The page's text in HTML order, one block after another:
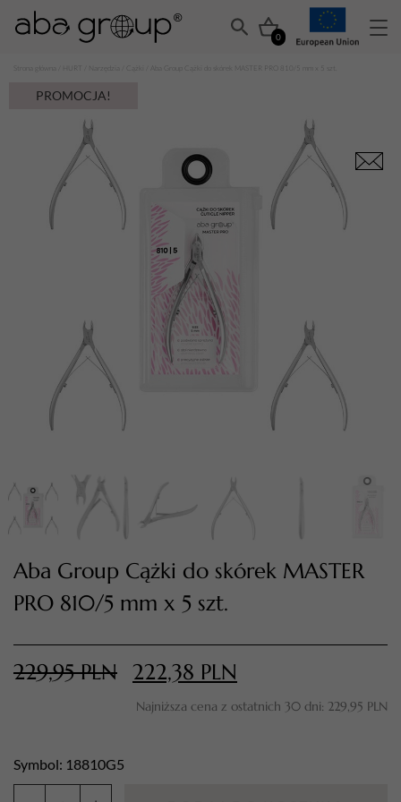
0
TWÓJ KOSZYK (0)
Suma koszyka (
PRZEJDŹ DO KOSZYKA
Narzędzia / Aba Group Cążki do skórek MASTER PRO 810/5 mm x 5 szt.
PROMOCJA!
Aba Group Cążki do skórek MASTER
PRO 810/5 mm x 5 szt.
229,95PLN 222,38 PLN
Najniższa cena z ostatnich 30 dni: 229,95 PLN
Symbol: 18810G5